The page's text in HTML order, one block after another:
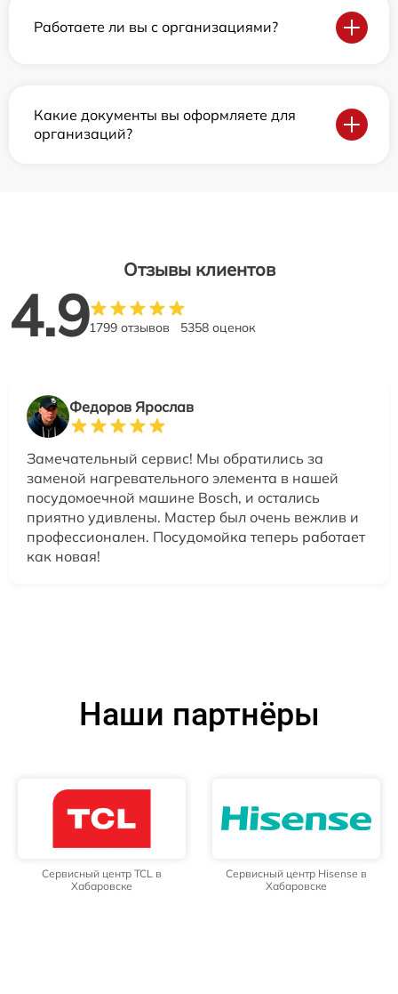
Работаете ли вы с организациями?
Какие документы вы оформляете для
организаций?
Отзывы клиентов
4.91799 отзывов 5358 оценок
Федоров Ярослав
Замечательный сервис! Мы обратились за
заменой нагревательного элемента в нашей
посудомоечной машине Bosch, и остались
приятно удивлены. Мастер был очень вежлив и
профессионален. Посудомойка теперь работает
как новая!
Наши партнёры
Сервисный центр TCL в
Хабаровске
Сервисный центр Hisense в
Хабаровске